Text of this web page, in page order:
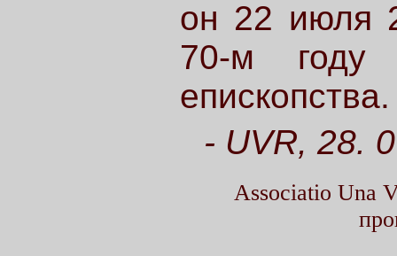
он 22 июля
70-м
епископства.
- UVR, 28.
Associatio Una